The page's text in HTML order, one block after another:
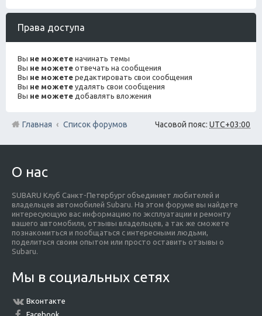
Права доступа
Вы не можете начинать темы
Вы не можете отвечать на сообщения
Вы не можете редактировать свои сообщения
Вы не можете удалять свои сообщения
Вы не можете добавлять вложения
Часовой пояс: UTC+03:00
Главная Список форумов
О нас
SUBARU Клуб Санкт-Петербург объединяет любителей и
владельцев автомобилей Subaru. На этом форуме вы найдете
интересующую вас информацию по эксплуатации и ремонту
вашего автомобиля, отзывы владельцев, а так же сможете
познакомиться и пообщаться с интересными людьми,
поделиться своим опытом или просто оставить отзывы о
Subaru.
Мы в социальных сетях
Вконтакте
Facebook